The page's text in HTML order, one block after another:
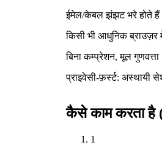
ईमेल/केबल झंझट भरे होते
किसी भी आधुनिक ब्राउज़र
बिना कम्प्रेशन, मूल
प्राइवेसी-फ़र्स्ट: अस्थायी
कैसे काम करता
1